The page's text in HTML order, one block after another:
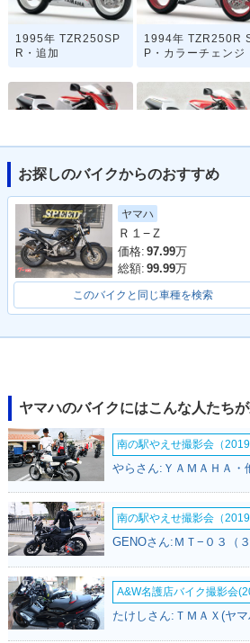
1995年 TZR250SP
R・追加
1994年 TZR250R
P・カラーチェンジ
S・マイナーチェン
P・マイナーチェン
ジ
1991年 TZR250R S
P・追加
1990年 TZR250S
P・追加
お探しのバイクからのおすすめ
ヤマハ
Ｒ１−Ｚ
価格: 97.99万
総額: 99.99万
このバイクと同じ車種を検索
ヤマハのバイクにはこんな人たち
南の駅やえせ撮影会（
やらさん:ＹＡＭＡＨＡ・
南の駅やえせ撮影会（
GENOさん:ＭＴ−０３（
A&W名護店バイク撮影会
たけしさん:ＴＭＡＸ(ヤ